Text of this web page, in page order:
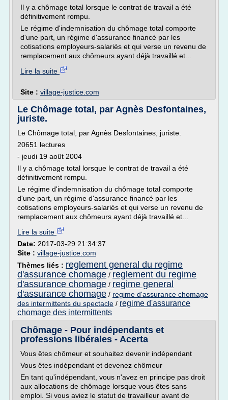
Il y a chômage total lorsque le contrat de travail a été
définitivement rompu.
Le régime d'indemnisation du chômage total comporte
d'une part, un régime d'assurance financé par les
cotisations employeurs-salariés et qui verse un revenu de
remplacement aux chômeurs ayant déjà travaillé et...
Lire la suite
Site : village-justice.com
Le Chômage total, par Agnès Desfontaines,
juriste.
Le Chômage total, par Agnès Desfontaines, juriste.
20651 lectures
- jeudi 19 août 2004
Il y a chômage total lorsque le contrat de travail a été
définitivement rompu.
Le régime d'indemnisation du chômage total comporte
d'une part, un régime d'assurance financé par les
cotisations employeurs-salariés et qui verse un revenu de
remplacement aux chômeurs ayant déjà travaillé et...
Lire la suite
Date: 2017-03-29 21:34:37
Site : village-justice.com
Thèmes liés : reglement general du regime
d'assurance chomage / reglement du regime
d'assurance chomage / regime general
d'assurance chomage / regime d'assurance chomage
des intermittents du spectacle / regime d'assurance
chomage des intermittents
Chômage - Pour indépendants et
professions libérales - Acerta
Vous êtes chômeur et souhaitez devenir indépendant
Vous êtes indépendant et devenez chômeur
En tant qu'indépendant, vous n'avez en principe pas droit
aux allocations de chômage lorsque vous êtes sans
emploi. Si vous aviez le statut de travailleur avant de